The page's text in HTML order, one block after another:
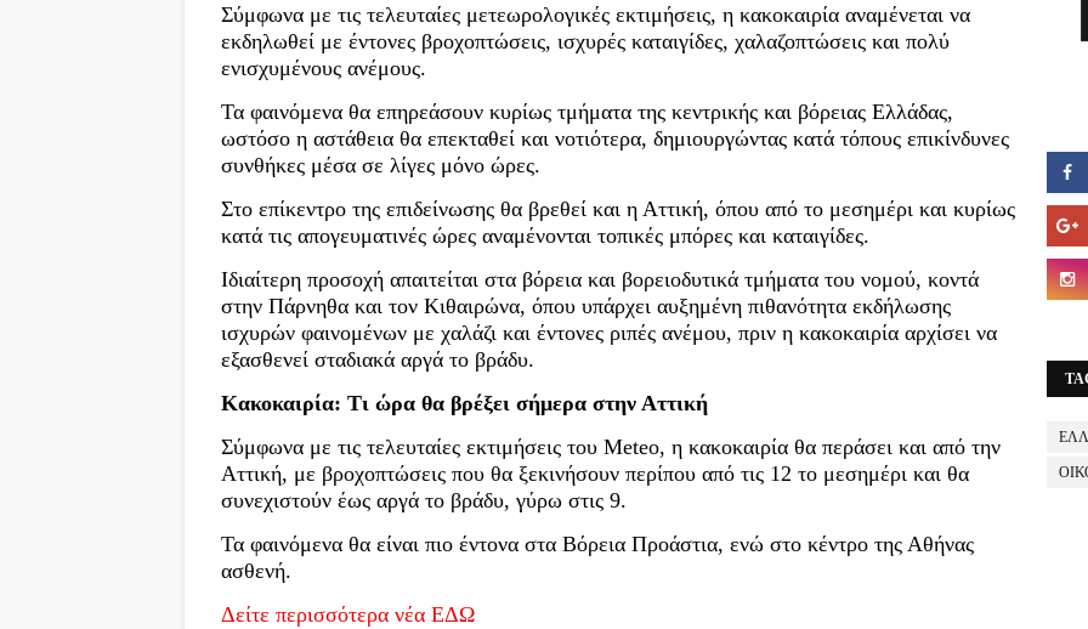
Σύμφωνα με τις τελευταίες μετεωρολογικές εκτιμήσεις, η κακοκαιρία αναμένεται να
εκδηλωθεί με έντονες βροχοπτώσεις, ισχυρές καταιγίδες, χαλαζοπτώσεις και πολύ
ενισχυμένους ανέμους.
Τα φαινόμενα θα επηρεάσουν κυρίως τμήματα της κεντρικής και βόρειας Ελλάδας,
ωστόσο η αστάθεια θα επεκταθεί και νοτιότερα, δημιουργώντας κατά τόπους επικίνδυνες
συνθήκες μέσα σε λίγες μόνο ώρες.
Στο επίκεντρο της επιδείνωσης θα βρεθεί και η Αττική, όπου από το μεσημέρι και κυρίως
κατά τις απογευματινές ώρες αναμένονται τοπικές μπόρες και καταιγίδες.
Ιδιαίτερη προσοχή απαιτείται στα βόρεια και βορειοδυτικά τμήματα του νομού, κοντά
στην Πάρνηθα και τον Κιθαιρώνα, όπου υπάρχει αυξημένη πιθανότητα εκδήλωσης
ισχυρών φαινομένων με χαλάζι και έντονες ριπές ανέμου, πριν η κακοκαιρία αρχίσει να
εξασθενεί σταδιακά αργά το βράδυ.
Κακοκαιρία: Τι ώρα θα βρέξει σήμερα στην Αττική
Σύμφωνα με τις τελευταίες εκτιμήσεις του Meteo, η κακοκαιρία θα περάσει και από την
Αττική, με βροχοπτώσεις που θα ξεκινήσουν περίπου από τις 12 το μεσημέρι και θα
συνεχιστούν έως αργά το βράδυ, γύρω στις 9.
Τα φαινόμενα θα είναι πιο έντονα στα Βόρεια Προάστια, ενώ στο κέντρο της Αθήνας
ασθενή.
Δείτε περισσότερα νέα ΕΔΩ